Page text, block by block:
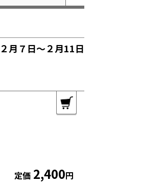
月７日～２月11日
定価 2,400円